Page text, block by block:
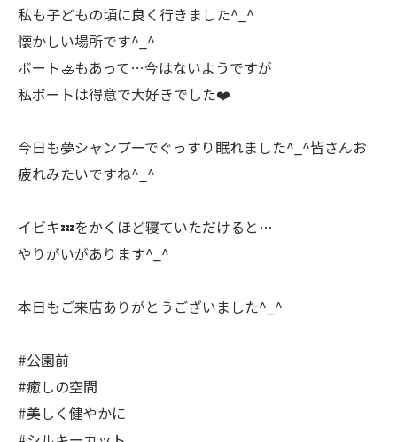
私も子どもの頃に良く行きました^_^
懐かしい場所です^_^
ボート🚣もあって…今はないようですが
私ボートは得意で大好きでした❤️
今日も夢シャンプーでぐっすり眠れました^_^皆さんお
疲れみたいですね^_^
イビキ💤をかくほど寝ていただけると…
やりがいがあります^_^
本日もご来店ありがとうございました^_^
#公園前
#癒しの空間
#美しく健やかに